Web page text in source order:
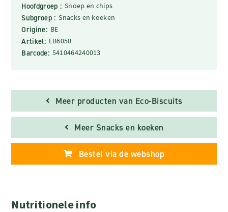
Hoofdgroep : Snoep en chips
Subgroep : Snacks en koeken
Origine: BE
Artikel: EB6050
Barcode: 5410464240013
Meer producten van Eco-Biscuits
Meer Snacks en koeken
Bestel via de webshop
Nutritionele info